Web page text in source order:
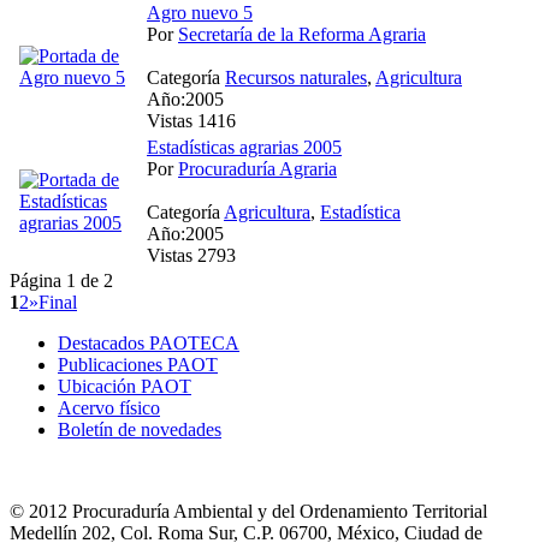
Agro nuevo 5
Por Secretaría de la Reforma Agraria
Categoría Recursos naturales, Agricultura
Año:2005
Vistas 1416
Estadísticas agrarias 2005
PorProcuraduría Agraria
Categoría Agricultura, Estadística
Año:2005
Vistas 2793
Página 1 de 2
12»Final
Destacados PAOTECA
Publicaciones PAOT
Ubicación PAOT
Acervo físico
Boletín de novedades
© 2012 Procuraduría Ambiental y del Ordenamiento Territorial
Medellín 202, Col. Roma Sur, C.P. 06700, México, Ciudad de